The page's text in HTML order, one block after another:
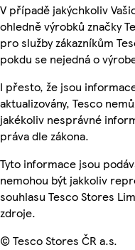
V případě jakýchkoliv
ohledně výrobků značky
pro služby zákazníkům
pokdu se nejedná o
I přesto, že jsou
aktualizovány, Tesco
jakékoliv nesprávné
práva dle zákona.
Tyto informace jsou
nemohou být jakkoliv
souhlasu Tesco Stores
zdroje.
© Tesco Stores ČR a.s.